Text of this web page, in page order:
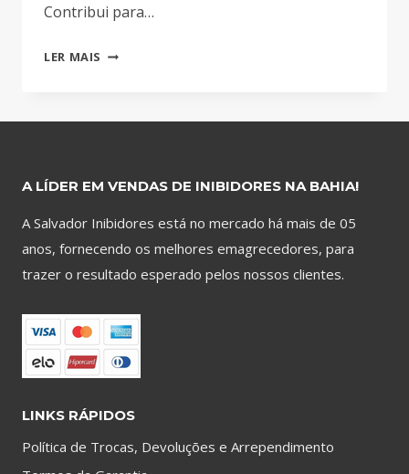
Contribui para…
LER MAIS
DO
NO
DE
PERDA
DE
A LÍDER EM VENDAS DE INIBIDORES NA BAHIA!
A Salvador Inibidores está no mercado há mais de 05
anos, fornecendo os melhores emagrecedores, para
trazer o resultado esperado pelos nossos clientes.
LINKS RÁPIDOS
Política de Trocas, Devoluções e Arrependimento